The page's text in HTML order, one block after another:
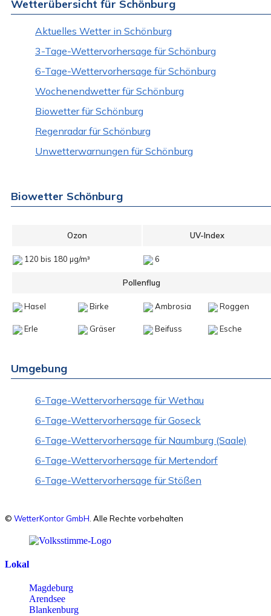
Wetterübersicht für Schönburg
Aktuelles Wetter in Schönburg
3-Tage-Wettervorhersage für Schönburg
6-Tage-Wettervorhersage für Schönburg
Wochenendwetter für Schönburg
Biowetter für Schönburg
Regenradar für Schönburg
Unwetterwarnungen für Schönburg
Biowetter Schönburg
Ozon UV-Index
120 bis 180 µg/m³ 6
Pollenflug
Hasel Birke Ambrosia Roggen
Erle Gräser Beifuss Esche
Umgebung
6-Tage-Wettervorhersage für Wethau
6-Tage-Wettervorhersage für Goseck
6-Tage-Wettervorhersage für Naumburg (Saale)
6-Tage-Wettervorhersage für Mertendorf
6-Tage-Wettervorhersage für Stößen
© WetterKontor GmbH . Alle Rechte vorbehalten
Lokal
Magdeburg
Arendsee
Blankenburg